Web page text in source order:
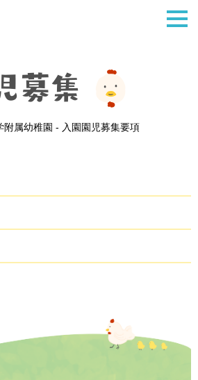
附属幼稚園 - 入園園児募集要項